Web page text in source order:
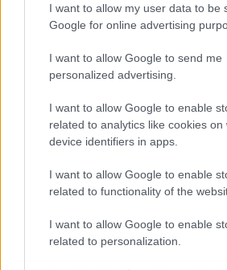
I want to allow my user data to be
Google for online advertising
I want to allow Google to send me
personalized advertising.
I want to allow Google to enable
related to analytics like cookies on
device identifiers in apps.
I want to allow Google to enable
related to functionality of the
I want to allow Google to enable
related to personalization.
EXTRA: A VÁSÁRCSARNOKBAN
A GYŐRI FILHARMONIKUS
A „Zenélő piac” című különleges
rendhagyó helyszínen találkozhat a